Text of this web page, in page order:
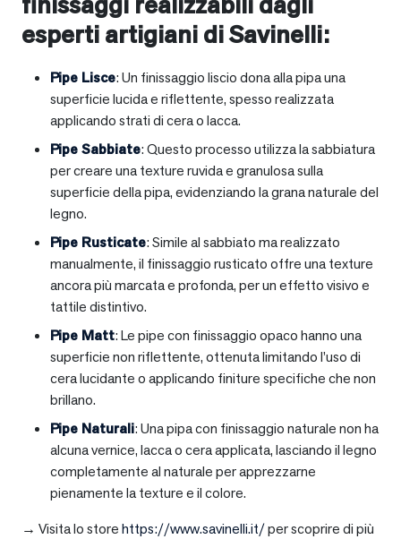
esperti artigiani di Savinelli:
Pipe Lisce: Un finissaggio liscio dona alla pipa una
superficie lucida e riflettente, spesso realizzata
applicando strati di cera o lacca.
Pipe Sabbiate: Questo processo utilizza la sabbiatura
per creare una texture ruvida e granulosa sulla
superficie della pipa, evidenziando la grana naturale del
legno.
Pipe Rusticate: Simile al sabbiato ma realizzato
manualmente, il finissaggio rusticato offre una texture
ancora più marcata e profonda, per un effetto visivo e
tattile distintivo.
Pipe Matt: Le pipe con finissaggio opaco hanno una
superficie non riflettente, ottenuta limitando l’uso di
cera lucidante o applicando finiture specifiche che non
brillano.
Pipe Naturali: Una pipa con finissaggio naturale non ha
alcuna vernice, lacca o cera applicata, lasciando il legno
completamente al naturale per apprezzarne
pienamente la texture e il colore.
→ Visita lo storehttps://www.savinelli.it/per scoprire di più